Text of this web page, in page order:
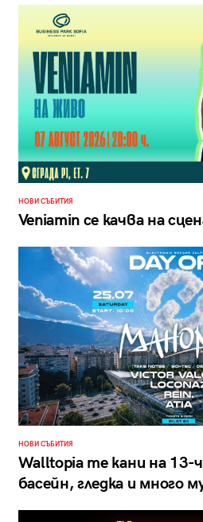
НОВИ СЪБИТИЯ
Veniamin се качва на
НОВИ СЪБИТИЯ
Walltopia те кани на 13-
басейн, гледка и много